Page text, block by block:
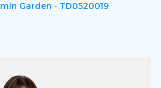
Garden - TD0520019